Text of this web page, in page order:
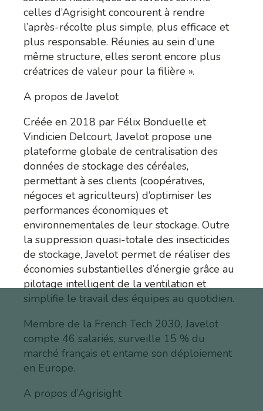
celles d’Agrisight concourent à rendre
l’après-récolte plus simple, plus efficace et
plus responsable. Réunies au sein d’une
même structure, elles seront encore plus
créatrices de valeur pour la filière ».
A propos de Javelot
Créée en 2018 par Félix Bonduelle et
Vindicien Delcourt, Javelot propose une
plateforme globale de centralisation des
données de stockage des céréales,
permettant à ses clients (coopératives,
négoces et agriculteurs) d’optimiser les
performances économiques et
environnementales de leur stockage. Outre
la suppression quasi-totale des insecticides
de stockage, Javelot permet de réaliser des
économies substantielles d’énergie grâce au
pilotage intelligent de la ventilation et
simplifie le travail des équipes au quotidien.
Membre de la French Tech 2030, Javelot
compte 46 salariés, surveille 15 % du
marché français et entame son déploiement
en Europe.
A propos d’Agrisight